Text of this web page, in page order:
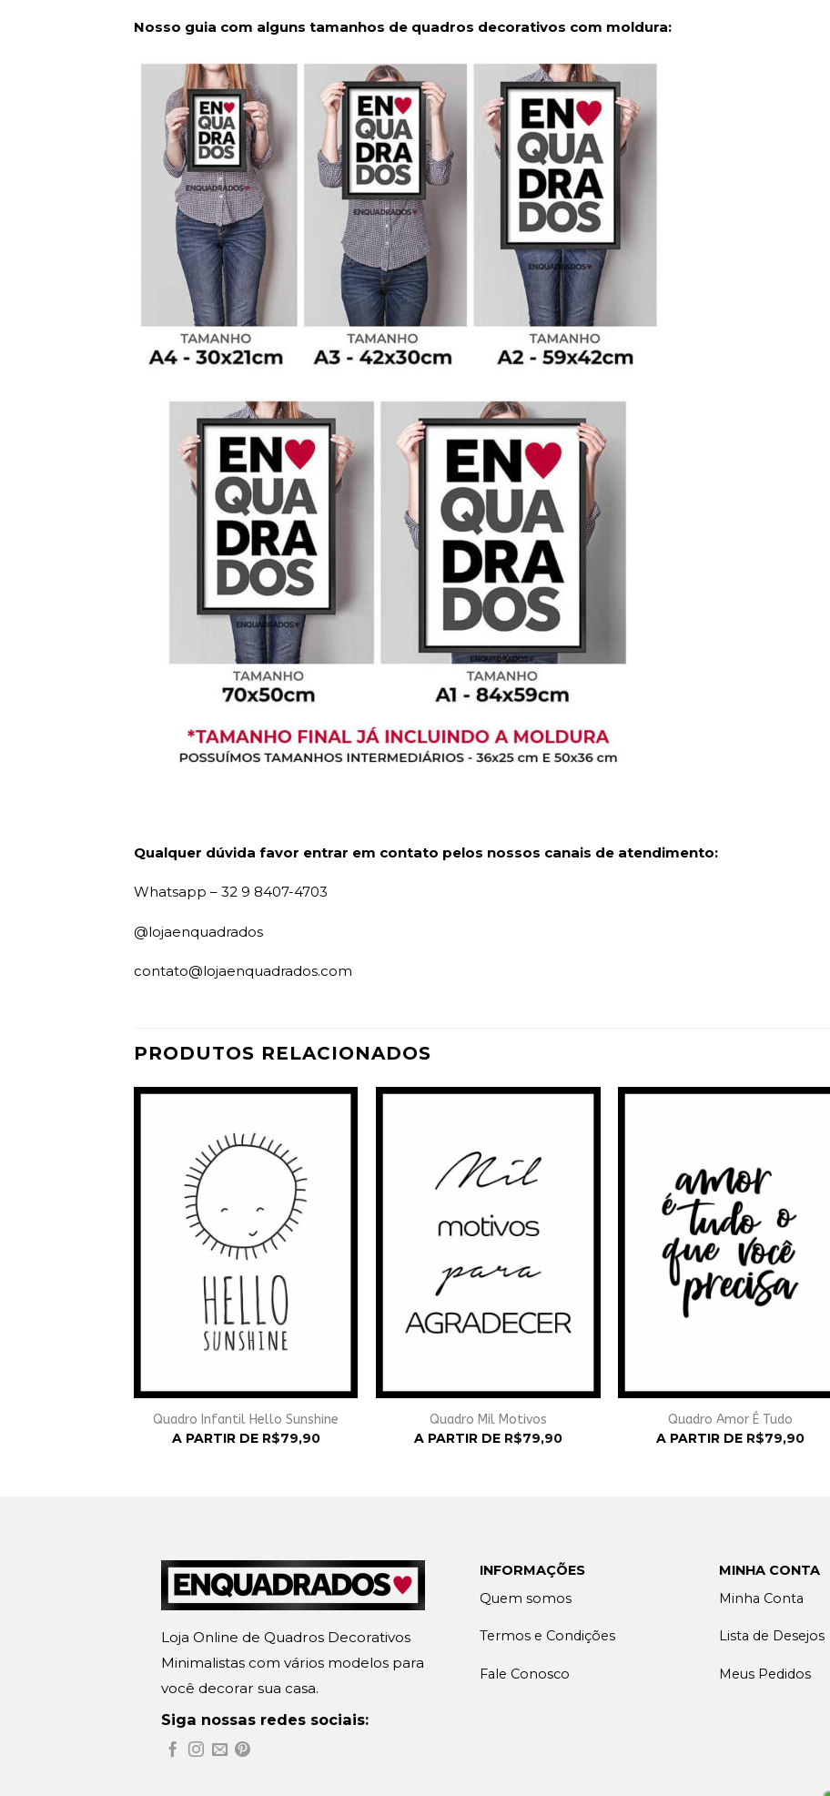
Nosso guia com alguns tamanhos de quadros decorativos com moldura:
Qualquer dúvida favor entrar em contato pelos nossos canais de atendimento:
Whatsapp – 32 9 8407-4703
@lojaenquadrados
contato@lojaenquadrados.com
PRODUTOS RELACIONADOS
Adicionar
Quadro Infantil Hello Sunshine
A PARTIR DE R$79,90
Adicionar
Quadro Mil Motivos
A PARTIR DE R$79,90
Adicionar
Quadro Amor É Tudo
A PARTIR DE R$79,90
Loja Online de Quadros Decorativos
Minimalistas com vários modelos para
você decorar sua casa.
Siga nossas redes sociais:
INFORMAÇÕES
Quem somos
Termos e Condições
Fale Conosco
MINHA CONTA
Minha Conta
Lista de Desejos
Meus Pedidos